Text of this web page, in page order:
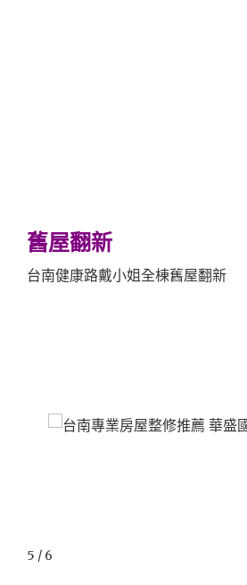
舊屋翻新
台南健康路戴小姐全棟舊屋翻新
5 / 6